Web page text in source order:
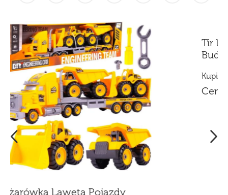
Tramwaj do Zabawy Światło
Dźwięk Otwierane Drzwi
Kupiło:14 osób
Cena:54,89zł